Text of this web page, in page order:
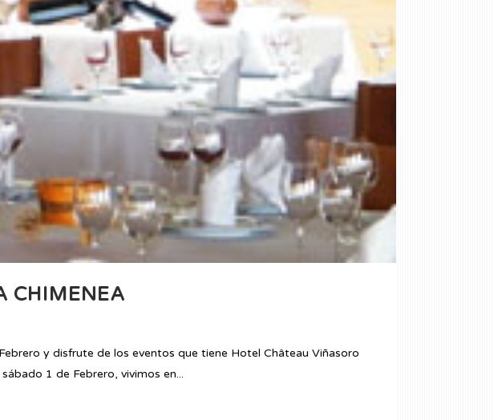
CHIMENEA
y disfrute de los eventos que tiene Hotel Château Viñasoro
1 de Febrero, vivimos en...